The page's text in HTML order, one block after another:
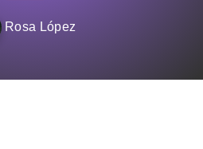
Rosa López